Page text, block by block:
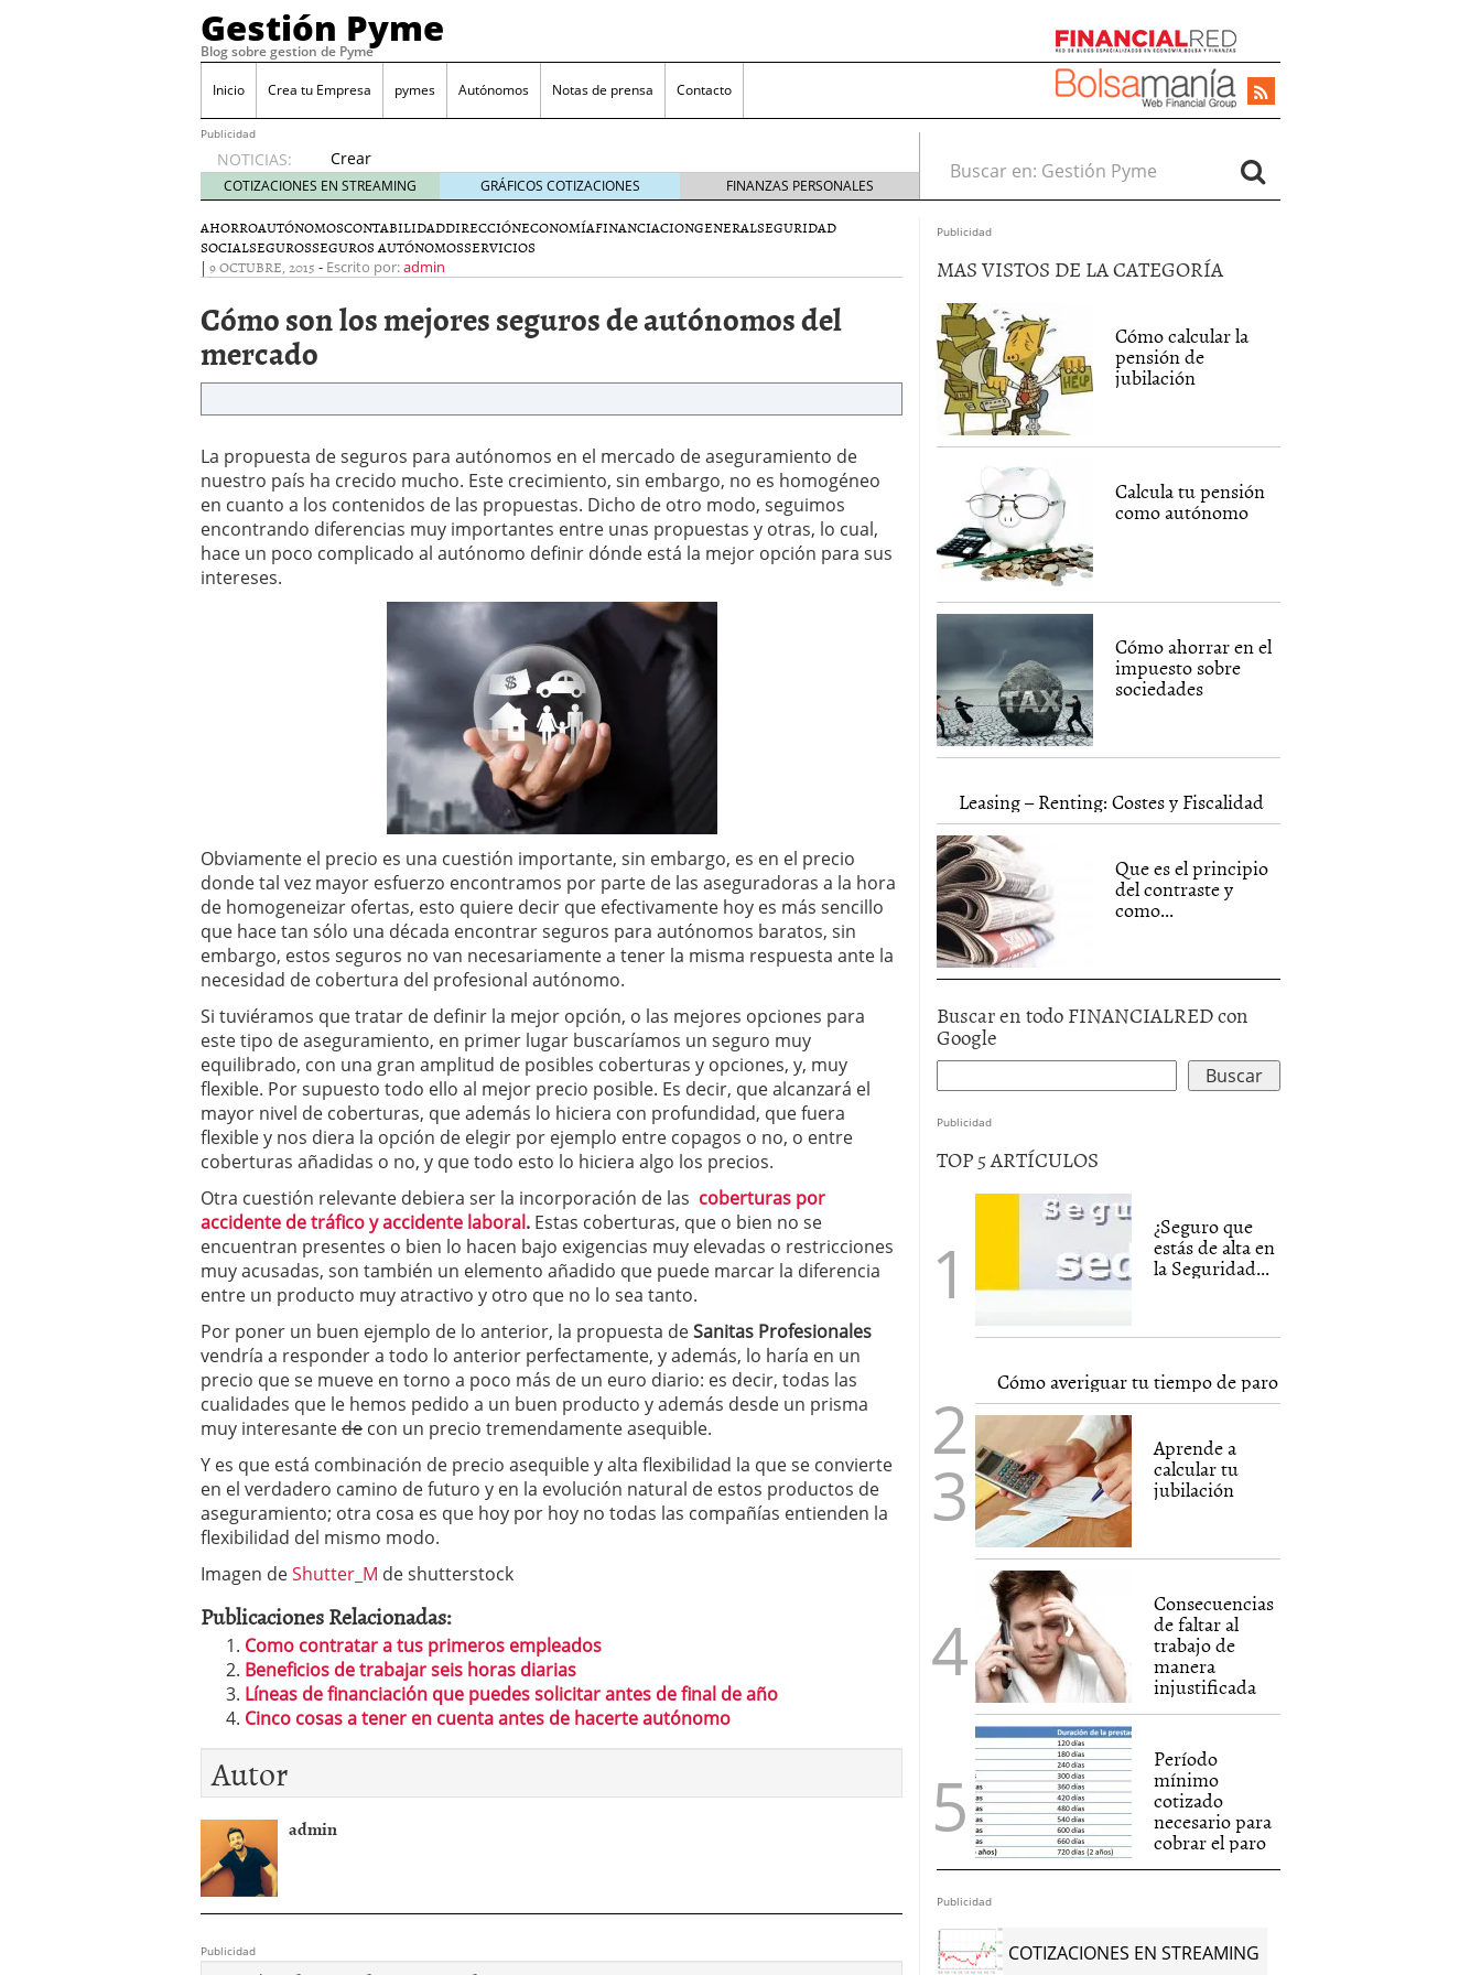
Gestión Pyme
Blog sobre gestion de Pyme
Inicio Crea tu Empresa pymes Autónomos Notas de prensa Contacto
Publicidad
NOTICIAS:
Crear
empresa
online vs
proceso
tradicional:
ventajas
para
pymes
2026
septiembre 4, 2025
Cómo convertir tu negocio en un ecommerce exitoso
junio 20, 2025
Los CRM: Impulsores de la Transformación Empresarial mayo 14, 2025
Reubicación internacional: guía rápida para trasladar empleados sin
errores abril 10, 2025
COTIZACIONES EN STREAMING GRÁFICOS COTIZACIONES FINANZAS PERSONALES
Buscar en:
AHORROAUTÓNOMOSCONTABILIDADDIRECCIÓNECONOMÍAFINANCIACIONGENERALSEGURIDAD
SOCIALSEGUROSSEGUROS AUTÓNOMOSSERVICIOS
| 9 OCTUBRE, 2015 - Escrito por:admin
Cómo son los mejores seguros de autónomos del
mercado
La propuesta de seguros para autónomos en el mercado de aseguramiento de
nuestro país ha crecido mucho. Este crecimiento, sin embargo, no es homogéneo
en cuanto a los contenidos de las propuestas. Dicho de otro modo, seguimos
encontrando diferencias muy importantes entre unas propuestas y otras, lo cual,
hace un poco complicado al autónomo definir dónde está la mejor opción para sus
intereses.
Obviamente el precio es una cuestión importante, sin embargo, es en el precio
donde tal vez mayor esfuerzo encontramos por parte de las aseguradoras a la hora
de homogeneizar ofertas, esto quiere decir que efectivamente hoy es más sencillo
que hace tan sólo una década encontrar seguros para autónomos baratos, sin
embargo, estos seguros no van necesariamente a tener la misma respuesta ante la
necesidad de cobertura del profesional autónomo.
Si tuviéramos que tratar de definir la mejor opción, o las mejores opciones para
este tipo de aseguramiento, en primer lugar buscaríamos un seguro muy
equilibrado, con una gran amplitud de posibles coberturas y opciones, y, muy
flexible. Por supuesto todo ello al mejor precio posible. Es decir, que alcanzará el
mayor nivel de coberturas, que además lo hiciera con profundidad, que fuera
flexible y nos diera la opción de elegir por ejemplo entre copagos o no, o entre
coberturas añadidas o no, y que todo esto lo hiciera algo los precios.
Otra cuestión relevante debiera ser la incorporación de las coberturas por
accidente de tráfico y accidente laboral. Estas coberturas, que o bien no se
encuentran presentes o bien lo hacen bajo exigencias muy elevadas o restricciones
muy acusadas, son también un elemento añadido que puede marcar la diferencia
entre un producto muy atractivo y otro que no lo sea tanto.
Por poner un buen ejemplo de lo anterior, la propuesta deSanitas Profesionales
vendría a responder a todo lo anterior perfectamente, y además, lo haría en un
precio que se mueve en torno a poco más de un euro diario: es decir, todas las
cualidades que le hemos pedido a un buen producto y además desde un prisma
muy interesantede con un precio tremendamente asequible.
Y es que está combinación de precio asequible y alta flexibilidad la que se convierte
en el verdadero camino de futuro y en la evolución natural de estos productos de
aseguramiento; otra cosa es que hoy por hoy no todas las compañías entienden la
flexibilidad del mismo modo.
Imagen deShutter_M de shutterstock
Publicaciones Relacionadas:
Como contratar a tus primeros empleados
Beneficios de trabajar seis horas diarias
Líneas de financiación que puedes solicitar antes de final de año
Cinco cosas a tener en cuenta antes de hacerte autónomo
Autor
admin
Publicidad
Publicidad
MAS VISTOS DE LA CATEGORÍA
Cómo calcular la
pensión de
jubilación
Calcula tu pensión
como autónomo
Cómo ahorrar en el
impuesto sobre
sociedades
Leasing – Renting: Costes y Fiscalidad
Que es el principio
del contraste y
como...
Buscar en todo FINANCIALRED con
Google
Publicidad
TOP 5 ARTÍCULOS
¿Seguro que
estás de alta en
la Seguridad...
Cómo averiguar tu tiempo de paro
Aprende a
calcular tu
jubilación
Consecuencias
de faltar al
trabajo de
manera
injustificada
Período
mínimo
cotizado
necesario para
cobrar el paro
Publicidad
COTIZACIONES EN STREAMING